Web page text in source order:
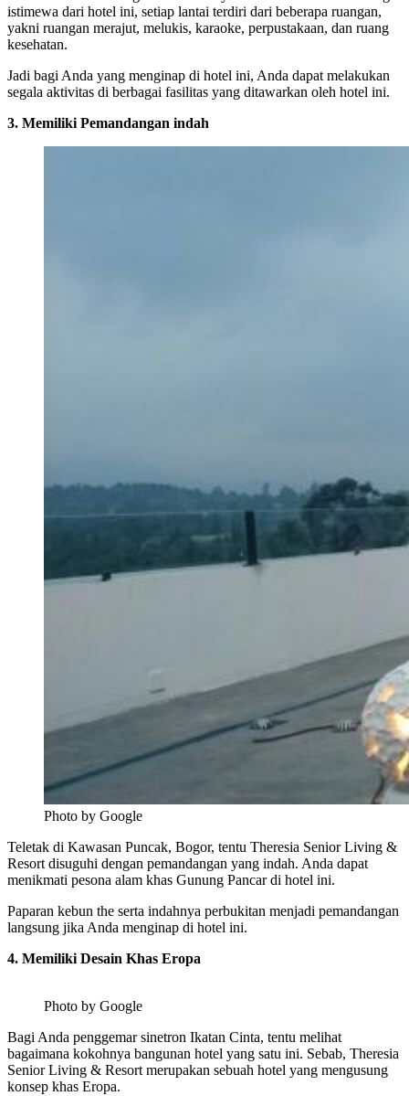
istimewa dari hotel ini, setiap lantai terdiri dari beberapa ruangan,
yakni ruangan merajut, melukis, karaoke, perpustakaan, dan ruang
kesehatan.
Jadi bagi Anda yang menginap di hotel ini, Anda dapat melakukan
segala aktivitas di berbagai fasilitas yang ditawarkan oleh hotel ini.
3. Memiliki Pemandangan indah
Photo by Google
Teletak di Kawasan Puncak, Bogor, tentu Theresia Senior Living &
Resort disuguhi dengan pemandangan yang indah. Anda dapat
menikmati pesona alam khas Gunung Pancar di hotel ini.
Paparan kebun the serta indahnya perbukitan menjadi pemandangan
langsung jika Anda menginap di hotel ini.
4. Memiliki Desain Khas Eropa
Photo by Google
Bagi Anda penggemar sinetron Ikatan Cinta, tentu melihat
bagaimana kokohnya bangunan hotel yang satu ini. Sebab, Theresia
Senior Living & Resort merupakan sebuah hotel yang mengusung
konsep khas Eropa.